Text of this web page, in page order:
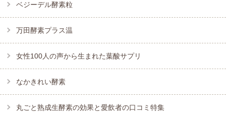
ベジーデル酵素粒
万田酵素プラス温
女性100人の声から生まれた葉酸サプリ
なかきれい酵素
丸ごと熟成生酵素の効果と愛飲者の口コミ特集